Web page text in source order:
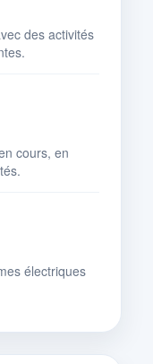
des activités
cours, en
électriques